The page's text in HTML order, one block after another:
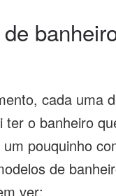
cada uma
ter o banheiro
pouquinho
de
ver: